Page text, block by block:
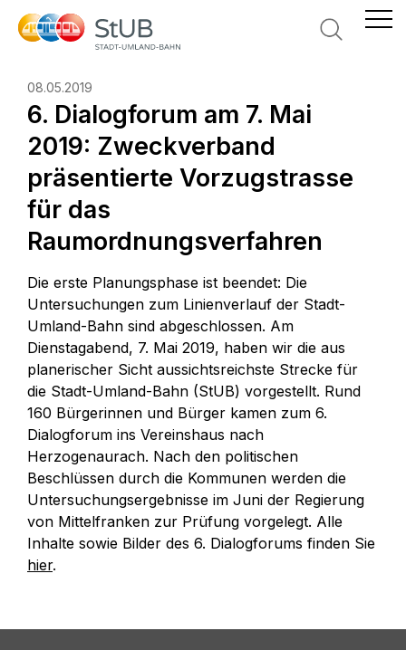
08.05.2019
6. Dialogforum am 7. Mai
2019: Zweckverband
präsentierte Vorzugstrasse
für das
Raumordnungsverfahren
Die erste Planungsphase ist beendet: Die
Untersuchungen zum Linienverlauf der Stadt-
Umland-Bahn sind abgeschlossen. Am
Dienstagabend, 7. Mai 2019, haben wir die aus
planerischer Sicht aussichtsreichste Strecke für
die Stadt-Umland-Bahn (StUB) vorgestellt. Rund
160 Bürgerinnen und Bürger kamen zum 6.
Dialogforum ins Vereinshaus nach
Herzogenaurach. Nach den politischen
Beschlüssen durch die Kommunen werden die
Untersuchungsergebnisse im Juni der Regierung
von Mittelfranken zur Prüfung vorgelegt. Alle
Inhalte sowie Bilder des 6. Dialogforums finden Sie
hier.